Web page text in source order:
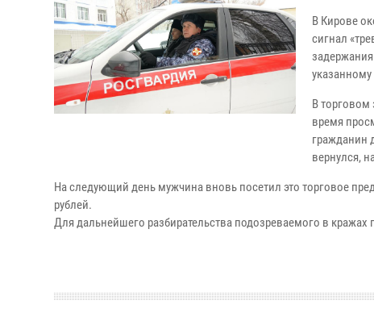
В Кирове
сигнал
указанному
В торговом
время
гражданин
вернулся,
На следующий день мужчина вновь посетил это торговое
рублей.
Для дальнейшего разбирательства подозреваемого в